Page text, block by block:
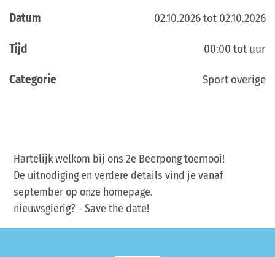
Datum 02.10.2026 tot 02.10.2026
Tijd 00:00 tot uur
Categorie Sport overige
Hartelijk welkom bij ons 2e Beerpong toernooi!
De uitnodiging en verdere details vind je vanaf
september op onze homepage.
nieuwsgierig? - Save the date!